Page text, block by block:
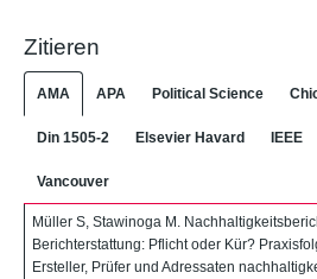
Zitieren
AMA APA Political Science
Din 1505-2 Elsevier Havard IEEE
Vancouver
Müller S, Stawinoga M.
Berichterstattung: Pflicht oder Kür?
Ersteller, Prüfer und Adressaten